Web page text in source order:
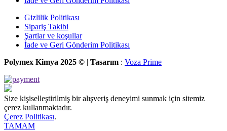
Gizlilik Politikası
Sipariş Takibi
Şartlar ve koşullar
İade ve Geri Gönderim Politikası
Polymex Kimya 2025 ©
Tasarım : Voza Prime
Size kişiselleştirilmiş bir alışveriş deneyimi sunmak için sitemiz
çerez kullanmaktadır.
Çerez Politikası.
TAMAM